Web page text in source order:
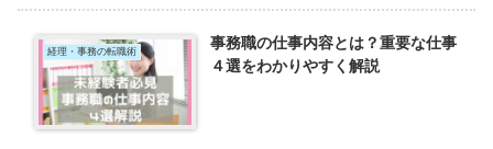
経理・事務の転職術
事務職の仕事内容とは？重要な仕事
４選をわかりやすく解説